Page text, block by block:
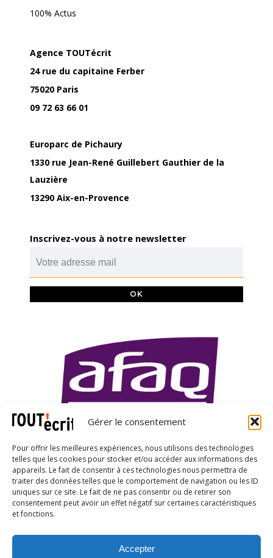
Gérer le consentement
Pour offrir les meilleures expériences, nous utilisons des technologies
telles que les cookies pour stocker et/ou accéder aux informations des
appareils. Le fait de consentir à ces technologies nous permettra de
traiter des données telles que le comportement de navigation ou les ID
uniques sur ce site. Le fait de ne pas consentir ou de retirer son
consentement peut avoir un effet négatif sur certaines caractéristiques
et fonctions.
Accepter
100% Actus
Agence TOUTécrit
24 rue du capitaine Ferber
75020 Paris
09 72 63 66 01
Europarc de Pichaury
1330 rue Jean-René Guillebert Gauthier de la
Lauzière
13290 Aix-en-Provence
Inscrivez-vous à notre newsletter
X LinkedIn YouTube